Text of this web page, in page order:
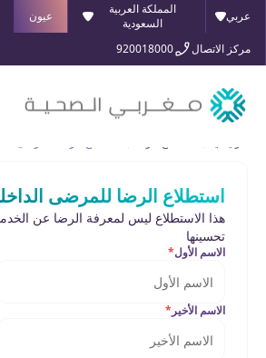
عربي
المملكة العربية
السعودية
عيون
مركز الاتصال
920018000
استطلاع الرضا للمرضى
هذا الاستطلاع ليس لمعرفة الرضا عن
تحسينها
الاسم الأول*
الاسم الأخير *